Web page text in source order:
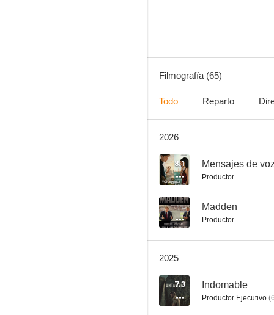
7.3
Filmografía (65)
Todo Reparto
2026
8.1 Mensajes de
Productor
-- Madden
Productor
2025
7.3 Indomable
Productor Ejecutivo (